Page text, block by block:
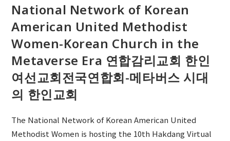
National Network of Korean
American United Methodist
Women-Korean Church in the
Metaverse Era 연합감리교회 한인
여선교회전국연합회-메타버스 시대
의 한인교회
The National Network of Korean American United
Methodist Women is hosting the 10th Hakdang Virtual